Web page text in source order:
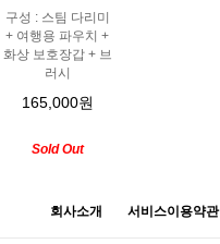
구성 : 스팀 다리미
+ 여행용 파우치 +
화상 보호장갑 + 브
러시
165,000원
Sold Out
회사소개 서비스이용약관